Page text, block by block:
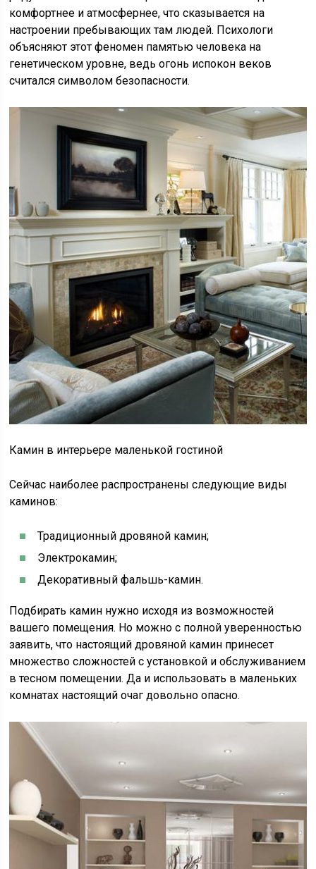
комфортнее и атмосфернее, что сказывается на
настроении пребывающих там людей. Психологи
объясняют этот феномен памятью человека на
генетическом уровне, ведь огонь испокон веков
считался символом безопасности.
Камин в интерьере маленькой гостиной
Сейчас наиболее распространены следующие виды
каминов:
Традиционный дровяной камин;
Электрокамин;
Декоративный фальшь-камин.
Подбирать камин нужно исходя из возможностей
вашего помещения. Но можно с полной уверенностью
заявить, что настоящий дровяной камин принесет
множество сложностей с установкой и обслуживанием
в тесном помещении. Да и использовать в маленьких
комнатах настоящий очаг довольно опасно.